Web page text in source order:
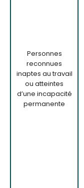
Personnes
reconnues
inaptes au travail
ou atteintes
d’une incapacité
permanente